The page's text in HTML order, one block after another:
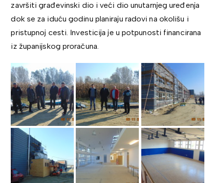
završiti građevinski dio i veći dio unutarnjeg uređenja
dok se za iduću godinu planiraju radovi na okolišu i
pristupnoj cesti. Investicija je u potpunosti financirana
iz županijskog proračuna.